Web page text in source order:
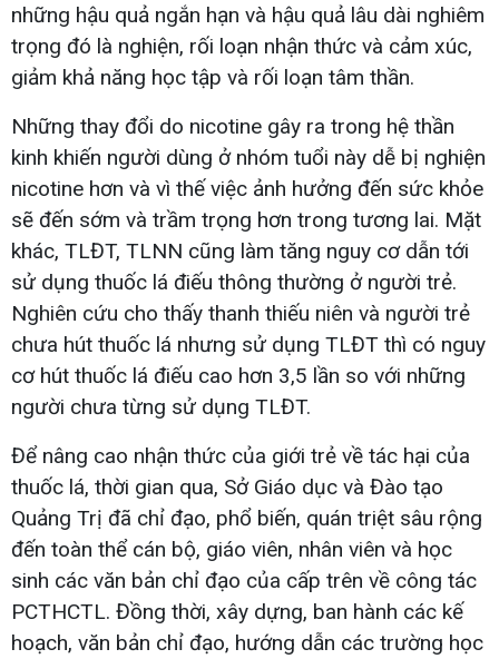
những hậu quả ngắn hạn và hậu quả lâu dài nghiêm
trọng đó là nghiện, rối loạn nhận thức và cảm xúc,
giảm khả năng học tập và rối loạn tâm thần.
Những thay đổi do nicotine gây ra trong hệ thần
kinh khiến người dùng ở nhóm tuổi này dễ bị nghiện
nicotine hơn và vì thế việc ảnh hưởng đến sức khỏe
sẽ đến sớm và trầm trọng hơn trong tương lai. Mặt
khác, TLĐT, TLNN cũng làm tăng nguy cơ dẫn tới
sử dụng thuốc lá điếu thông thường ở người trẻ.
Nghiên cứu cho thấy thanh thiếu niên và người trẻ
chưa hút thuốc lá nhưng sử dụng TLĐT thì có nguy
cơ hút thuốc lá điếu cao hơn 3,5 lần so với những
người chưa từng sử dụng TLĐT.
Để nâng cao nhận thức của giới trẻ về tác hại của
thuốc lá, thời gian qua, Sở Giáo dục và Đào tạo
Quảng Trị đã chỉ đạo, phổ biến, quán triệt sâu rộng
đến toàn thể cán bộ, giáo viên, nhân viên và học
sinh các văn bản chỉ đạo của cấp trên về công tác
PCTHCTL. Đồng thời, xây dựng, ban hành các kế
hoạch, văn bản chỉ đạo, hướng dẫn các trường học